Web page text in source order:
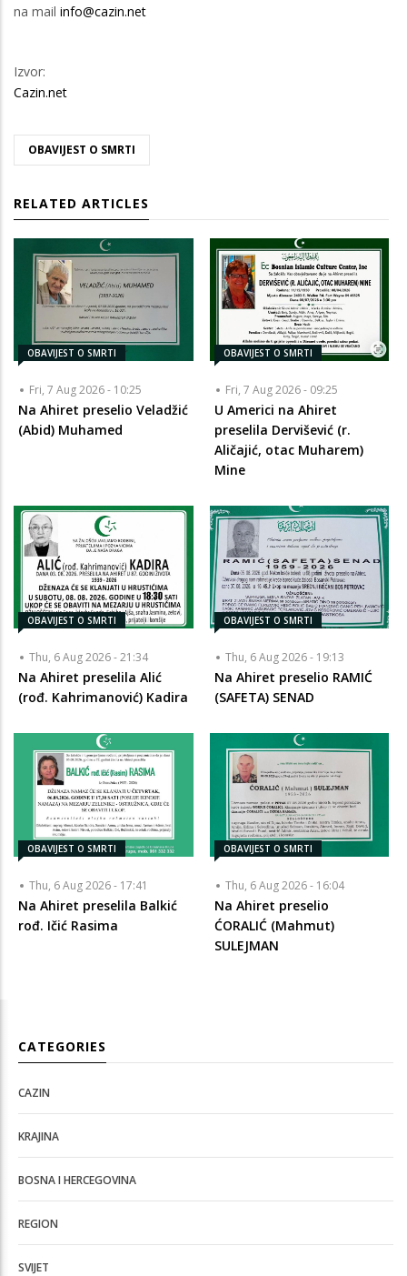
na mail info@cazin.net
Izvor:
Cazin.net
OBAVIJEST O SMRTI
RELATED ARTICLES
OBAVIJEST O SMRTI
Fri, 7 Aug 2026 - 10:25
Na Ahiret preselio Veladžić
(Abid) Muhamed
OBAVIJEST O SMRTI
Fri, 7 Aug 2026 - 09:25
U Americi na Ahiret
preselila Dervišević (r.
Aličajić, otac Muharem)
Mine
OBAVIJEST O SMRTI
Thu, 6 Aug 2026 - 21:34
Na Ahiret preselila Alić
(rođ. Kahrimanović) Kadira
OBAVIJEST O SMRTI
Thu, 6 Aug 2026 - 19:13
Na Ahiret preselio RAMIĆ
(SAFETA) SENAD
OBAVIJEST O SMRTI
Thu, 6 Aug 2026 - 17:41
Na Ahiret preselila Balkić
rođ. Ičić Rasima
OBAVIJEST O SMRTI
Thu, 6 Aug 2026 - 16:04
Na Ahiret preselio
ĆORALIĆ (Mahmut)
SULEJMAN
CATEGORIES
CAZIN
KRAJINA
BOSNA I HERCEGOVINA
REGION
SVIJET